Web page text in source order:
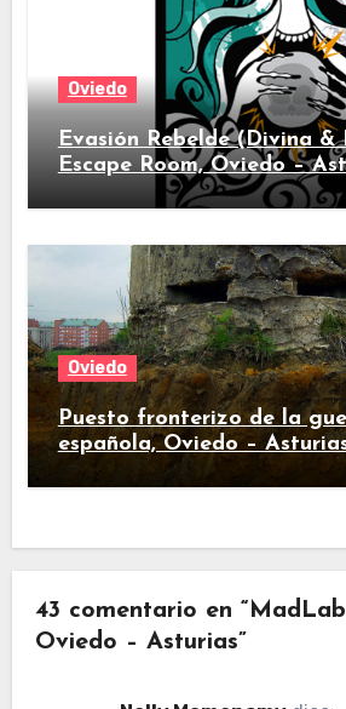
Oviedo
Evasión Rebelde (Divina &
Escape Room, Oviedo –
Oviedo
Puesto fronterizo de la
española, Oviedo –
43 comentario en
Oviedo – Asturias”